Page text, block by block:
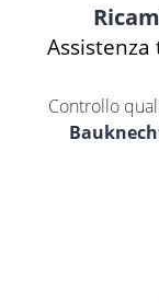
Assistenza
Controllo